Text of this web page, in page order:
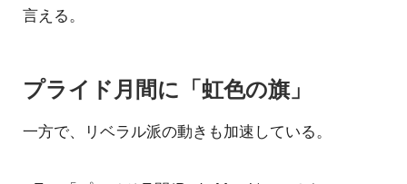
言える。
プライド月間に「虹色の旗」
一方で、リベラル派の動きも加速している。